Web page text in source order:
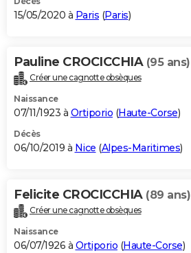
15/05/2020 à Paris (Paris)
Pauline CROCICCHIA (95 ans)
Créer une cagnotte obsèques
Naissance
07/11/1923 à Ortiporio (Haute-Corse)
Décès
06/10/2019 à Nice (Alpes-Maritimes)
Felicite CROCICCHIA (89 ans)
Créer une cagnotte obsèques
Naissance
06/07/1926 à Ortiporio (Haute-Corse)